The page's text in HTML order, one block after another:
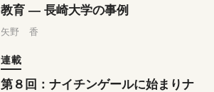
教育 ― 長崎大学の事例
矢野 香
連載
第８回：ナイチンゲールに始まりナ